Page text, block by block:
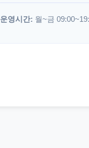
운영시간: 월~금